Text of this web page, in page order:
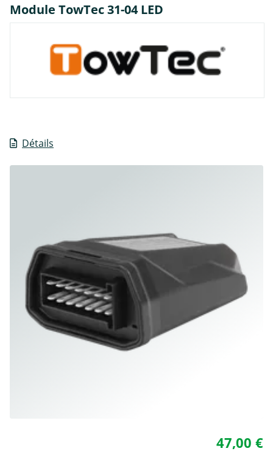
Module TowTec 31-04 LED
Détails
47,00 €